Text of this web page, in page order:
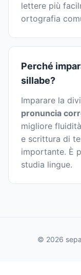
lettere più
ortografia
Perché
sillabe?
Imparare la
pronuncia
migliore
e scrittura di
importante. È
studia lingue.
© 2026